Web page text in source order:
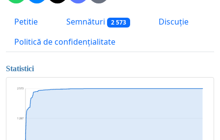
Petitie Semnături 2 573
Discuție
Politică de confidențialitate
Statistici
1 287
2 573